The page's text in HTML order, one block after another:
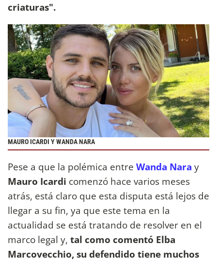
criaturas".
MAURO ICARDI Y WANDA NARA
Pese a que la polémica entre Wanda Nara y
Mauro Icardi comenzó hace varios meses
atrás, está claro que esta disputa está lejos de
llegar a su fin, ya que este tema en la
actualidad se está tratando de resolver en el
marco legal y, tal como comentó Elba
Marcovecchio, su defendido tiene muchos